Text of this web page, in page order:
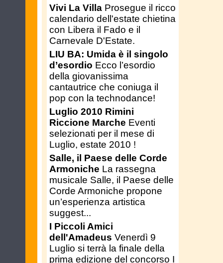
Vivi La Villa Prosegue il ricco
calendario dell'estate chietina
con Libera il Fado e il
Carnevale D'Estate.
LIU BA: Umida è il singolo
d’esordio Ecco l’esordio
della giovanissima
cantautrice che coniuga il
pop con la technodance!
Luglio 2010 Rimini
Riccione Marche Eventi
selezionati per il mese di
Luglio, estate 2010 !
Salle, il Paese delle Corde
Armoniche La rassegna
musicale Salle, il Paese delle
Corde Armoniche propone
un’esperienza artistica
suggest...
I Piccoli Amici
dell'Amadeus Venerdì 9
Luglio si terrà la finale della
prima edizione del concorso I